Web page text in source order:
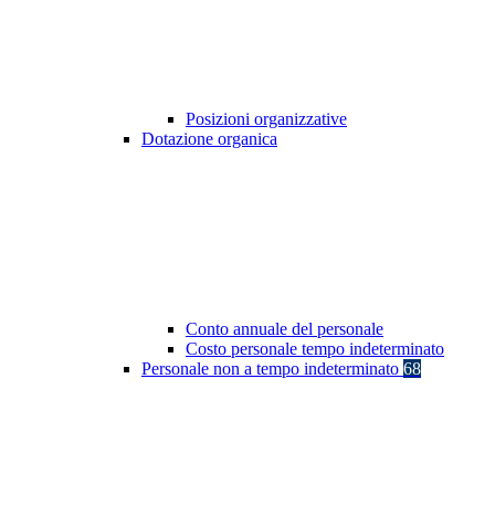
Posizioni organizzative
Dotazione organica
Conto annuale del personale
Costo personale tempo indeterminato
Personale non a tempo indeterminato 68